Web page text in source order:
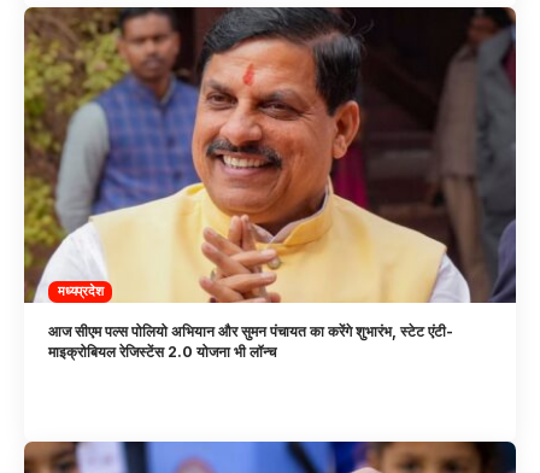
मध्यप्रदेश
आज सीएम पल्स पोलियो अभियान और सुमन पंचायत का करेंगे शुभारंभ, स्टेट एंटी-
माइक्रोबियल रेजिस्टेंस 2.0 योजना भी लॉन्च